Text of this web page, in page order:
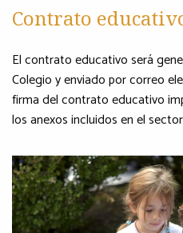
Contrato
El contrato educativo será
Colegio y enviado por correo
firma del contrato educativo
los anexos incluidos en el